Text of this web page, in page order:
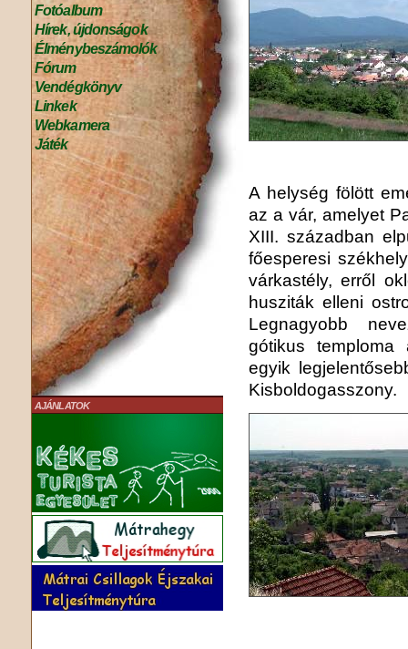
Fotóalbum
Hírek, újdonságok
Élménybeszámolók
Fórum
Vendégkönyv
Linkek
Webkamera
Játék
AJÁNLATOK
A helység fölött
az a vár, amelyet
XIII. században
főesperesi
várkastély, erről
husziták elleni
Legnagyobb
gótikus temploma
egyik
Kisboldogasszony.